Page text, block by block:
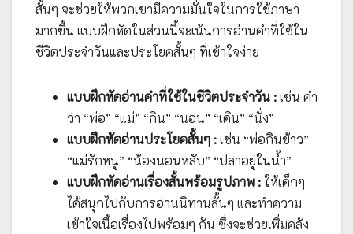
สั้นๆ จะช่วยให้พวกเขามีความมั่นใจในการใช้ภาษา
มากขึ้น แบบฝึกหัดในส่วนนี้จะเน้นการอ่านคำที่ใช้ใน
ชีวิตประจำวันและประโยคสั้นๆ ที่เข้าใจง่าย
แบบฝึกหัดอ่านคำที่ใช้ในชีวิตประจำวัน :เช่น คำ
ว่า “พ่อ” “แม่” “กิน” “นอน” “เดิน” “นั่ง”
แบบฝึกหัดอ่านประโยคสั้นๆ :เช่น “พ่อกินข้าว”
“แม่รักหนู” “น้องนอนหลับ” “ปลาอยู่ในน้ำ”
แบบฝึกหัดอ่านเรื่องสั้นพร้อมรูปภาพ :ให้เด็กๆ
ได้สนุกไปกับการอ่านนิทานสั้นๆ และทำความ
เข้าใจเนื้อเรื่องไปพร้อมๆ กัน ซึ่งจะช่วยเพิ่มคลัง